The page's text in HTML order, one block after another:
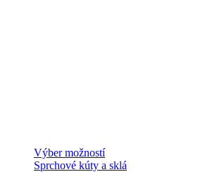
Výber možnostíTento
produkt
Sprchové kúty a sklá